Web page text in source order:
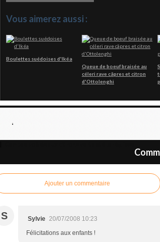
Vous aimerez aussi :
Boulettes suédoises d'Ikéa
Queue de boeuf braisée au
céleri rave câpres et citron
d'Ottolenghi
Ajouter un commentaire
S Sylvie 20/07/2008 10:23
Félicitations aux enfants !